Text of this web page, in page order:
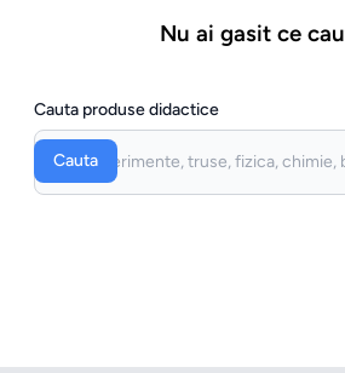
Nu ai gasit ce
Cauta produse didactice
Cauta